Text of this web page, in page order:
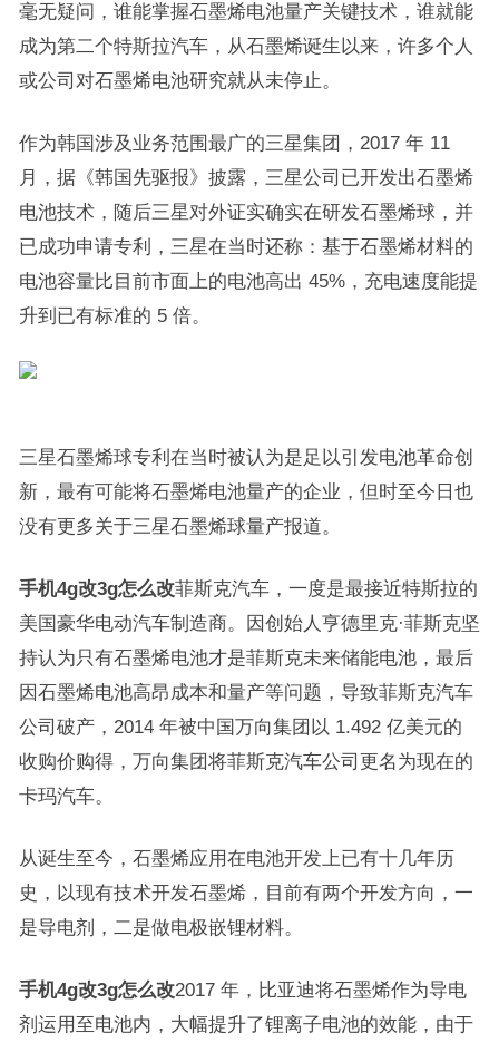
毫无疑问，谁能掌握石墨烯电池量产关键技术，谁就能
成为第二个特斯拉汽车，从石墨烯诞生以来，许多个人
或公司对石墨烯电池研究就从未停止。
作为韩国涉及业务范围最广的三星集团，2017 年 11
月，据《韩国先驱报》披露，三星公司已开发出石墨烯
电池技术，随后三星对外证实确实在研发石墨烯球，并
已成功申请专利，三星在当时还称：基于石墨烯材料的
电池容量比目前市面上的电池高出 45%，充电速度能提
升到已有标准的 5 倍。
三星石墨烯球专利在当时被认为是足以引发电池革命创
新，最有可能将石墨烯电池量产的企业，但时至今日也
没有更多关于三星石墨烯球量产报道。
手机4g改3g怎么改菲斯克汽车，一度是最接近特斯拉的
美国豪华电动汽车制造商。因创始人亨德里克·菲斯克坚
持认为只有石墨烯电池才是菲斯克未来储能电池，最后
因石墨烯电池高昂成本和量产等问题，导致菲斯克汽车
公司破产，2014 年被中国万向集团以 1.492 亿美元的
收购价购得，万向集团将菲斯克汽车公司更名为现在的
卡玛汽车。
从诞生至今，石墨烯应用在电池开发上已有十几年历
史，以现有技术开发石墨烯，目前有两个开发方向，一
是导电剂，二是做电极嵌锂材料。
手机4g改3g怎么改2017 年，比亚迪将石墨烯作为导电
剂运用至电池内，大幅提升了锂离子电池的效能，由于